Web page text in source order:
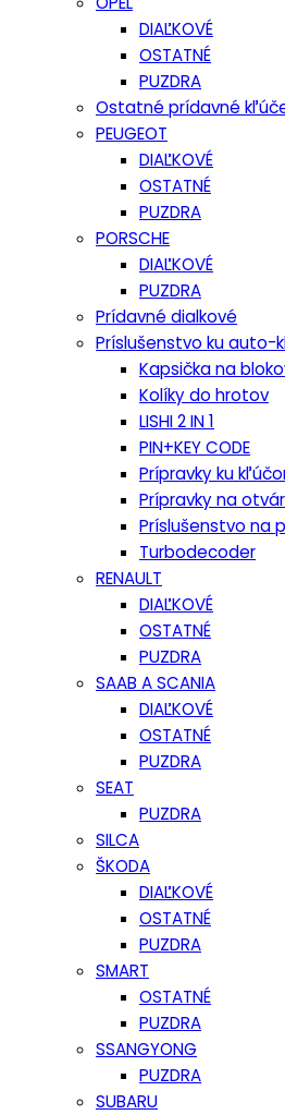
DIAĽKOVÉ
OSTATNÉ
PUZDRA
Ostatné prídavné
PEUGEOT
DIAĽKOVÉ
OSTATNÉ
PUZDRA
PORSCHE
DIAĽKOVÉ
PUZDRA
Prídavné dialkové
Príslušenstvo ku auto-
Kapsička na
Kolíky do hrotov
LISHI 2 IN 1
PIN+KEY CODE
Prípravky ku
Prípravky na
Príslušenstvo na
Turbodecoder
RENAULT
DIAĽKOVÉ
OSTATNÉ
PUZDRA
SAAB A SCANIA
DIAĽKOVÉ
OSTATNÉ
PUZDRA
SEAT
PUZDRA
SILCA
ŠKODA
DIAĽKOVÉ
OSTATNÉ
PUZDRA
SMART
OSTATNÉ
PUZDRA
SSANGYONG
PUZDRA
SUBARU